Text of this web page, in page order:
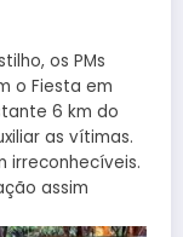
os PMs
o Fiesta em
6 km do
as vítimas.
irreconhecíveis.
assim